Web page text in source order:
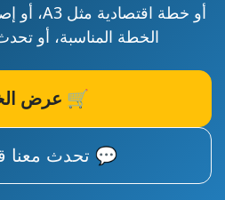
الخطة المناسبة، أو
🛒 عرض
💬 تحدث معنا